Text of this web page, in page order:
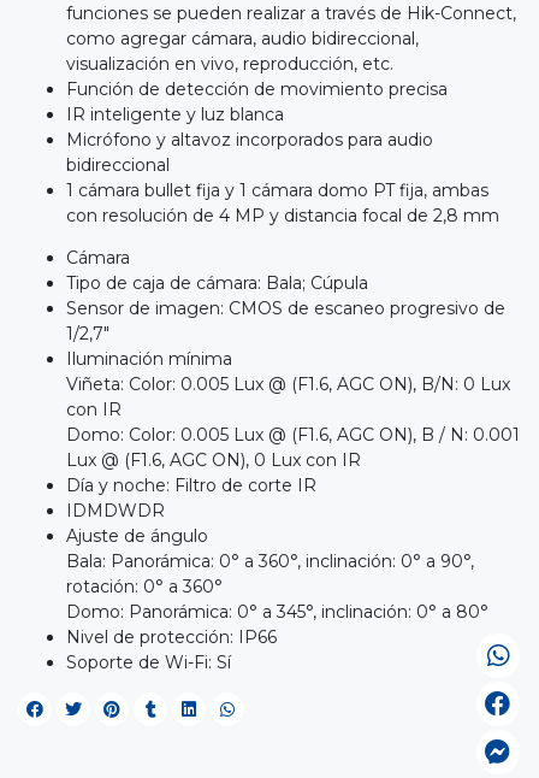
funciones se pueden realizar a través de Hik-Connect,
como agregar cámara, audio bidireccional,
visualización en vivo, reproducción, etc.
Función de detección de movimiento precisa
IR inteligente y luz blanca
Micrófono y altavoz incorporados para audio
bidireccional
1 cámara bullet fija y 1 cámara domo PT fija, ambas
con resolución de 4 MP y distancia focal de 2,8 mm
Cámara
Tipo de caja de cámara: Bala; Cúpula
Sensor de imagen: CMOS de escaneo progresivo de
1/2,7"
Iluminación mínima
Viñeta: Color: 0.005 Lux @ (F1.6, AGC ON), B/N: 0 Lux
con IR
Domo: Color: 0.005 Lux @ (F1.6, AGC ON), B / N: 0.001
Lux @ (F1.6, AGC ON), 0 Lux con IR
Día y noche: Filtro de corte IR
IDMDWDR
Ajuste de ángulo
Bala: Panorámica: 0° a 360°, inclinación: 0° a 90°,
rotación: 0° a 360°
Domo: Panorámica: 0° a 345°, inclinación: 0° a 80°
Nivel de protección: IP66
Soporte de Wi-Fi: Sí